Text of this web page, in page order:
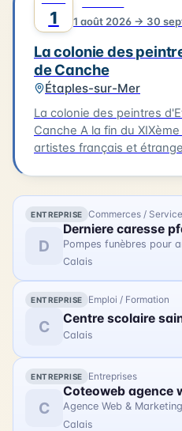
peintres de l'Ecole de
les horizons alignés
du crépuscule à l'aube. L'exposition "Horizon" aura
lieu au musée de Berck-
1 1 août 2026 → 30
La colonie des
de Canche
Étaples-sur-Mer
La colonie des peintres
Canche A la fin du XIXème siècle, de nombreux
artistes français et
à la création. À Camiers
des paysages. Au
balnéaire. L'exposition « La colonie des peintres
d'Etaples en baie de
sur les trois communes,
de la baie. Cette
01/08/2026. Nous vous invitons à découvrir les
œuvres de ces artistes et
l'atmosphère créative qui
Canche il y a plus d'un
ENTREPRISE Commerces /
D
Derniere caresse
Calais
ENTREPRISE Emploi / Formation
C Centre scolaire
Calais
ENTREPRISE Entreprises
C
Coteoweb agence
Agence Web &
Calais